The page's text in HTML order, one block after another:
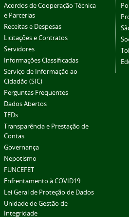
Acordos de Cooperação Técnica
e Parcerias
Receitas e Despesas
Licitações e Contratos
Servidores
Informações Classificadas
Serviço de Informação ao
Cidadão (SIC)
Perguntas Frequentes
Dados Abertos
TEDs
Transparência e Prestação de
Contas
Governança
Nepotismo
FUNCEFET
Enfrentamento à COVID19
Lei Geral de Proteção de Dados
Unidade de Gestão de
Integridade